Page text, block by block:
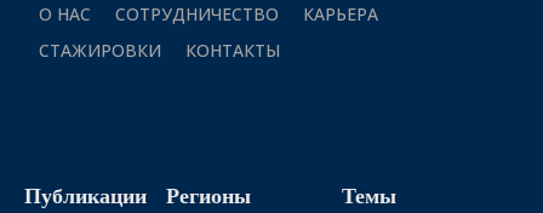
О НАС СОТРУДНИЧЕСТВО
КАРЬЕРА
СТАЖИРОВКИ
КОНТАКТЫ
Публикации Регионы Темы